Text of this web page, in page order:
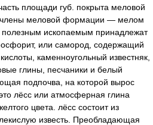
площади губ. покрыта меловой
меловой формации — мелом
ископаемым принадлежат
или самород, содержащий
каменноугольный известняк,
глины, песчаники и белый
подпочва, на которой вырос
лёсс или атмосферная глина
цвета. лёсс состоит из
известь. Преобладающая